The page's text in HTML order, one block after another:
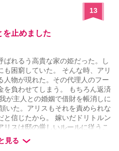
13
を止めました
ばれるう高貴な家の姫だった。し
困窮していた。 そんな時、アリ
人物が現れた。その代理人のフー
を負わせてしまう。 もちろん返済
が主人との婚姻で借財を帳消しに
いた。アリスもそれを責められな
と信じたから。 嫁いだドリトルン
スは邸の厳しいルールに従うこ
由を許さない。そんな中、夫の愛
彼女は庭の隅の離れ住まいを強い
見る